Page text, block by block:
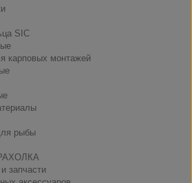
SIC
карповых монтажей
рыбы
запчасти